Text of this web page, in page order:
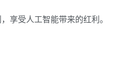
享受人工智能带来的红利。